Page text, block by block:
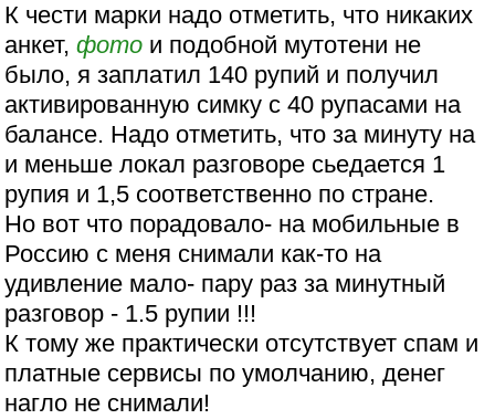
К чести марки надо отметить, что никаких
анкет,фото и подобной мутотени не
было, я заплатил 140 рупий и получил
активированную симку с 40 рупасами на
балансе. Надо отметить, что за минуту на
и меньше локал разговоре сьедается 1
рупия и 1,5 соответственно по стране.
Но вот что порадовало- на мобильные в
Россию с меня снимали как-то на
удивление мало- пару раз за минутный
разговор - 1.5 рупии !!!
К тому же практически отсутствует спам и
платные сервисы по умолчанию, денег
нагло не снимали!